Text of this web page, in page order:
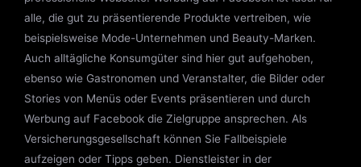
alle, die gut zu präsentierende Produkte vertreiben, wie
beispielsweise Mode-Unternehmen und Beauty-Marken.
Auch alltägliche Konsumgüter sind hier gut aufgehoben,
ebenso wie Gastronomen und Veranstalter, die Bilder oder
Stories von Menüs oder Events präsentieren und durch
Werbung auf Facebook die Zielgruppe ansprechen. Als
Versicherungsgesellschaft können Sie Fallbeispiele
aufzeigen oder Tipps geben. Dienstleister in der